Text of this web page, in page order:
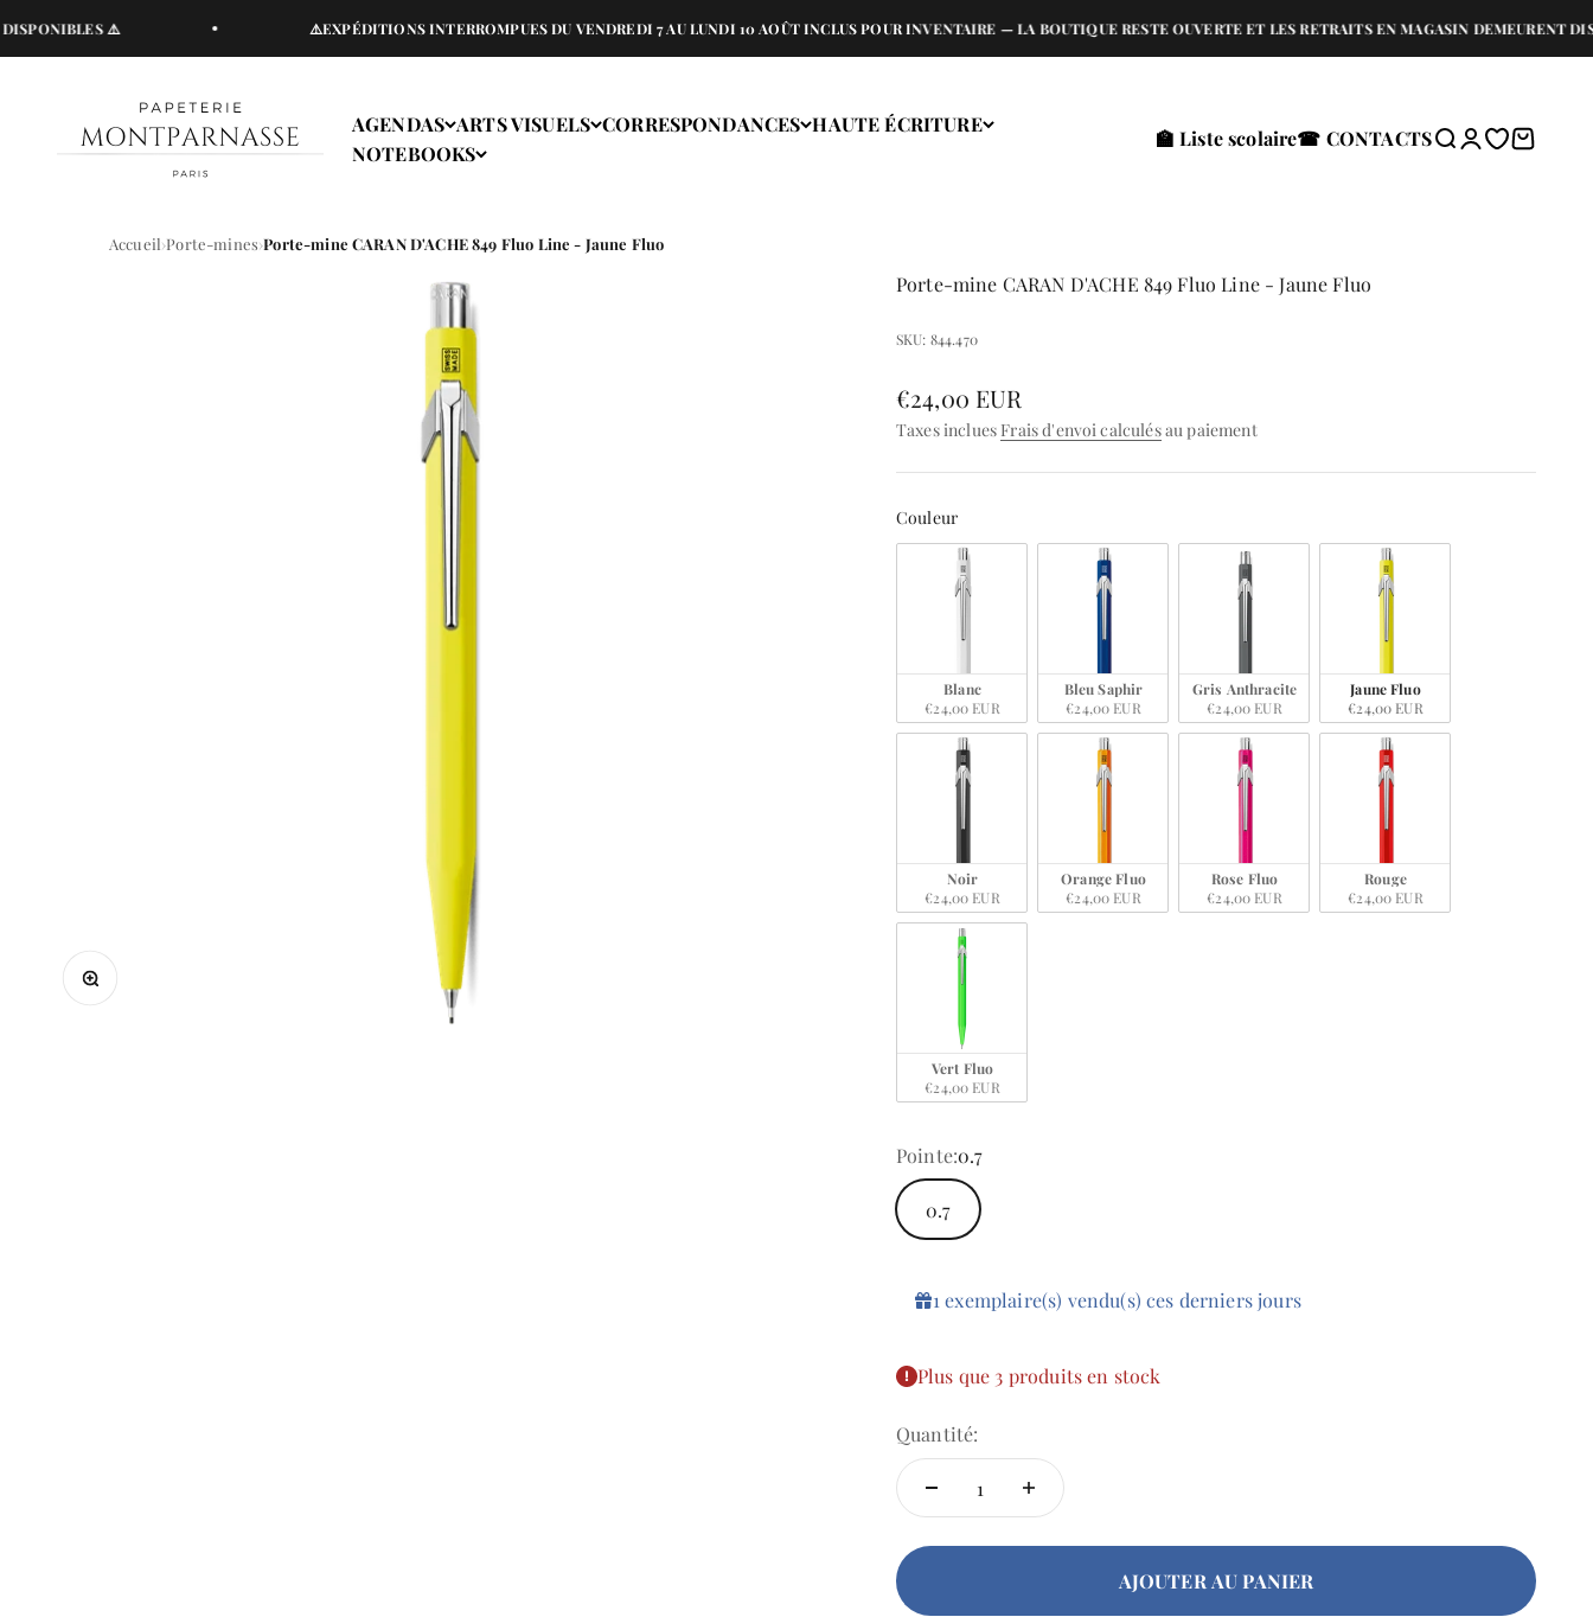
⚠️ ⚠️EXPÉDITIONS INTERROMPUES DU VENDREDI 7 AU LUNDI 10 AOÛT INCLUS POUR INVENTAIRE — LA BOUTIQUE RESTE OUVERTE ET LES RETRAITS EN MAGASIN DEMEURENT
AGENDAS ARTS VISUELS CORRESPONDANCES HAUTE ÉCRITURE
NOTEBOOKS
Papeterie Montparnasse
🏫 Liste scolaire☎ CONTACTSRecherche
Connexion
Translation
Panier
Accueil Porte-mines Porte-mine CARAN D'ACHE 849 Fluo Line - Jaune Fluo
Zoomer sur l'image
Porte-mine CARAN D'ACHE 849 Fluo Line - Jaune Fluo
SKU: 844.470
Prix de vente
€24,00 EUR
Taxes inclues Frais d'envoi calculésau paiement
CouleurCouleur
Blanc
€24,00 EUR
Bleu Saphir
€24,00 EUR
Gris Anthracite
€24,00 EUR
Jaune Fluo
€24,00 EUR
Noir
€24,00 EUR
Orange Fluo
€24,00 EUR
Rose Fluo
€24,00 EUR
Rouge
€24,00 EUR
Vert Fluo
€24,00 EUR
Pointe:0.7
0.7
1exemplaire(s) vendu(s) ces derniersjours
Plus que 3 produits en stock
Quantité:
AJOUTER AU PANIER